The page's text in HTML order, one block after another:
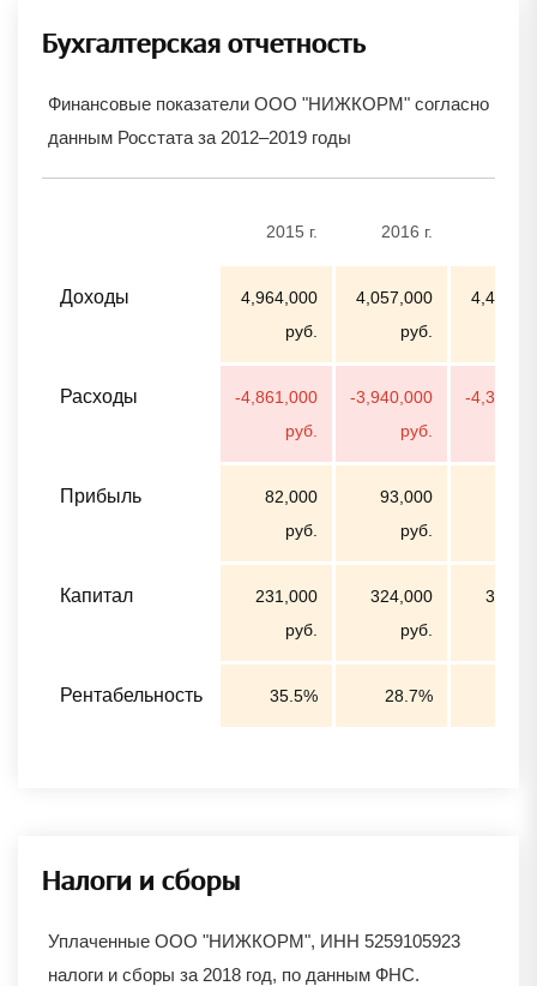
Бухгалтерская отчетность
Финансовые показатели ООО "НИЖКОРМ" согласно
данным Росстата за 2012–2019 годы
2015 г. 2016 г.
Доходы
4,964,000
руб.
4,057,000
руб.
Расходы
-4,861,000
руб.
-3,940,000
руб.
-
Прибыль
82,000
руб.
93,000
руб.
Капитал
231,000
руб.
324,000
руб.
Рентабельность 35.5% 28.7%
Налоги и сборы
Уплаченные ООО "НИЖКОРМ", ИНН 5259105923
налоги и сборы за 2018 год, по данным ФНС.